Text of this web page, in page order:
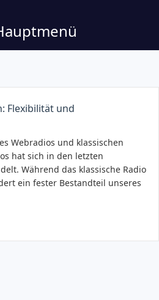
Flexibilität und
Webradios und klassischen
hat sich in den letzten
Während das klassische Radio
ein fester Bestandteil unseres